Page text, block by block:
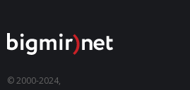
© 2000-2024,